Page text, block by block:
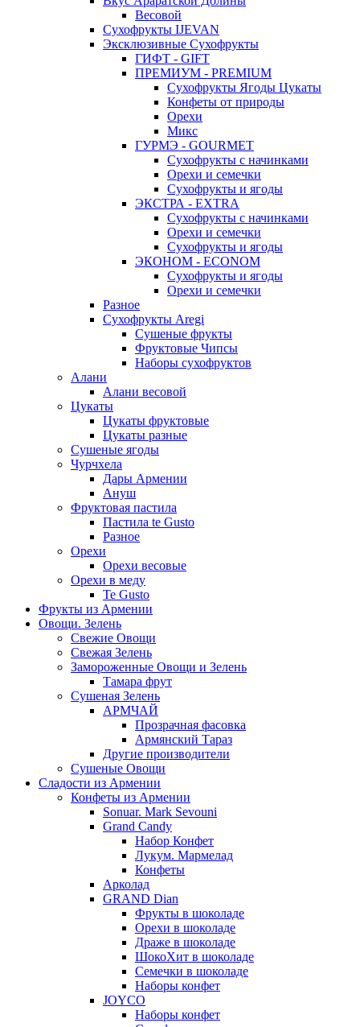
Весовой
Сухофрукты IJEVAN
Эксклюзивные Сухофрукты
ГИФТ - GIFT
ПРЕМИУМ - PREMIUM
Сухофрукты Ягоды Цукаты
Конфеты от природы
Орехи
Микс
ГУРМЭ - GOURMET
Сухофрукты с начинками
Орехи и семечки
Сухофрукты и ягоды
ЭКСТРА - EXTRA
Сухофрукты с начинками
Орехи и семечки
Сухофрукты и ягоды
ЭКОНОМ - ECONOM
Сухофрукты и ягоды
Орехи и семечки
Разное
Сухофрукты Aregi
Сушеные фрукты
Фруктовые Чипсы
Наборы сухофруктов
Алани
Алани весовой
Цукаты
Цукаты фруктовые
Цукаты разные
Сушеные ягоды
Чурчхела
Дары Армении
Ануш
Фруктовая пастила
Пастила te Gusto
Разное
Орехи
Орехи весовые
Орехи в меду
Te Gusto
Фрукты из Армении
Овощи. Зелень
Свежие Овощи
Свежая Зелень
Замороженные Овощи и Зелень
Тамара фрут
Сушеная Зелень
АРМЧАЙ
Прозрачная фасовка
Армянский Тараз
Другие производители
Сушеные Овощи
Сладости из Армении
Конфеты из Армении
Sonuar. Mark Sevouni
Grand Candy
Набор Конфет
Лукум. Мармелад
Конфеты
Арколад
GRAND Dian
Фрукты в шоколаде
Орехи в шоколаде
Драже в шоколаде
ШокоХит в шоколаде
Семечки в шоколаде
Наборы конфет
JOYCO
Наборы конфет